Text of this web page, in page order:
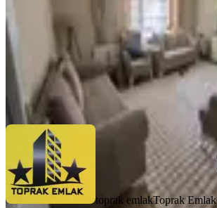
toprak emlakToprak Emlak
Ara
toprak emlakToprak Emlak